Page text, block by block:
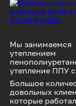
Мы занимаемся
утеплением
утепление ППУ с
Большое
довольных
которые